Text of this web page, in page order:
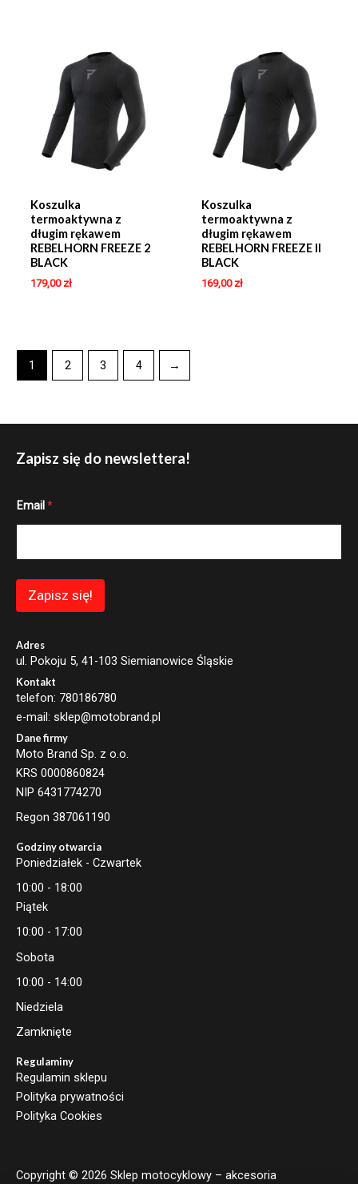
Koszulka
termoaktywna z
długim rękawem
REBELHORN FREEZE 2
BLACK
179,00 zł
Koszulka
termoaktywna z
długim rękawem
REBELHORN FREEZE II
BLACK
169,00 zł
1 2 3 4 →
Zapisz się do newslettera!
m
*
i
Email *
Zapisz się!
Adres
ul. Pokoju 5, 41-103 Siemianowice Śląskie
Kontakt
telefon: 780186780
e-mail: sklep@motobrand.pl
Dane firmy
Moto Brand Sp. z o.o.
KRS 0000860824
NIP 6431774270
Regon 387061190
Godziny otwarcia
Poniedziałek - Czwartek
10:00 - 18:00
Piątek
10:00 - 17:00
Sobota
10:00 - 14:00
Niedziela
Zamknięte
Regulaminy
Regulamin sklepu
Polityka prywatności
Polityka Cookies
Copyright © 2026 Sklep motocyklowy – akcesoria